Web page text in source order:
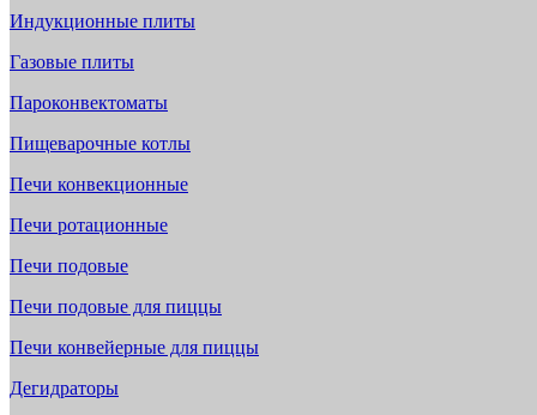
Индукционные плиты
Газовые плиты
Пароконвектоматы
Пищеварочные котлы
Печи конвекционные
Печи ротационные
Печи подовые
Печи подовые для пиццы
Печи конвейерные для пиццы
Дегидраторы